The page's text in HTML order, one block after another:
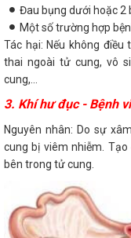
Đau bụng dưới hoặc 2
Một số trường hợp
Tác hại: Nếu không
thai ngoài tử cung, vô
cung,...
3. Khí hư đục - Bệnh
Nguyên nhân: Do sự
cung bị viêm nhiễm.
bên trong tử cung.